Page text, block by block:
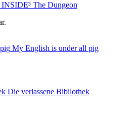
INSIDE³ The Dungeon
My English is under all pig
Die verlassene Bibilothek